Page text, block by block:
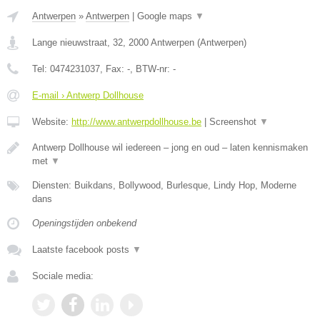
Antwerpen » Antwerpen Google maps ▼
Lange nieuwstraat, 32 2000 Antwerpen (Antwerpen)
Tel: 0474231037 , Fax: - , BTW-nr: -
E-mail › Antwerp Dollhouse
Website: http://www.antwerpdollhouse.be Screenshot ▼
Antwerp Dollhouse wil iedereen – jong en oud – laten kennismaken
met ▼
Diensten: Buikdans, Bollywood, Burlesque, Lindy Hop, Moderne
dans
Openingstijden onbekend
Laatste facebook posts ▼
Sociale media: